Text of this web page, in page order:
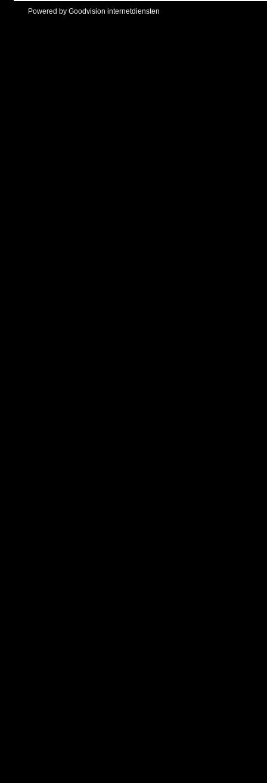
Powered by Goodvision internetdiensten